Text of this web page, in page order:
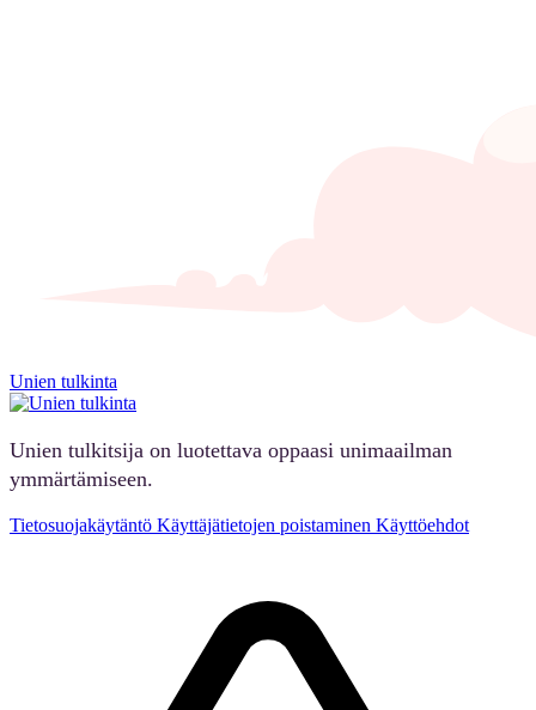
Unien tulkinta
Unien tulkitsija on luotettava oppaasi unimaailman
ymmärtämiseen.
Tietosuojakäytäntö Käyttäjätietojen poistaminen Käyttöehdot